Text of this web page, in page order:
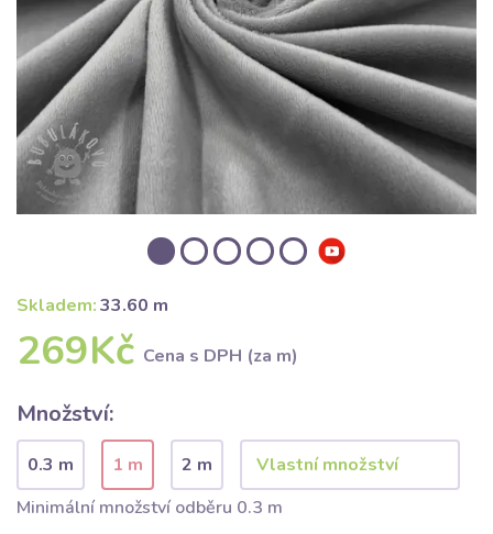
Skladem:33.60 m
269Kč Cena s DPH (za m)
Množství:
0.3 m 1 m
2 m
Minimální množství odběru 0.3 m